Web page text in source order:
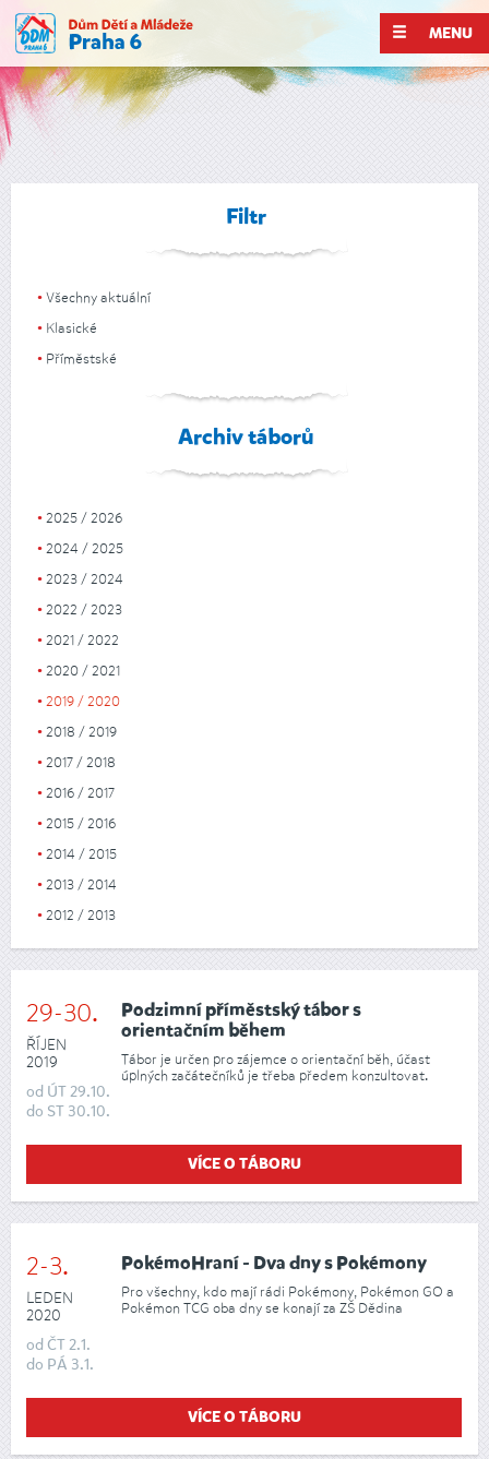
MENU
Filtr
Všechny aktuální
Klasické
Příměstské
Archiv táborů
2025 / 2026
2024 / 2025
2023 / 2024
2022 / 2023
2021 / 2022
2020 / 2021
2019 / 2020
2018 / 2019
2017 / 2018
2016 / 2017
2015 / 2016
2014 / 2015
2013 / 2014
2012 / 2013
29-30.
ŘÍJEN
2019
od ÚT29.10.
do ST 30.10.
Podzimní příměstský tábor s
orientačním během
Tábor je určen pro zájemce o orientační běh, účast
úplných začátečníků je třeba předem konzultovat.
VÍCE O TÁBORU
2-3.
LEDEN
2020
od ČT2.1.
do PÁ 3.1.
PokémoHraní - Dva dny s Pokémony
Pro všechny, kdo mají rádi Pokémony, Pokémon GO a
Pokémon TCG oba dny se konají za ZŠ Dědina
VÍCE O TÁBORU